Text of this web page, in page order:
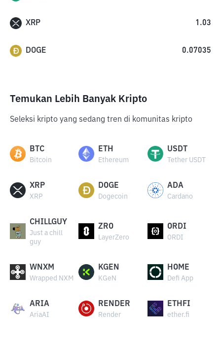
XRP 1.03
DOGE 0.07035
Temukan Lebih Banyak Kripto
Seleksi kripto yang sedang tren di komunitas kripto
BTC
Bitcoin
ETH
Ethereum
USDT
Tether USDT
XRP
XRP
DOGE
Dogecoin
ADA
Cardano
CHILLGUY
Just a chill
guy
ZRO
LayerZero
ORDI
ORDI
WNXM
Wrapped NXM
KGEN
KGeN
HOME
Defi App
ARIA
AriaAI
RENDER
Render
ETHFI
ether.fi